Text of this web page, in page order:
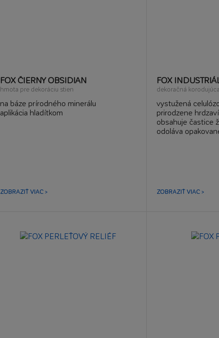
FOX ČIERNY OBSIDIAN
hmota pre dekoráciu stien
na báze prírodného minerálu
aplikácia hladítkom
ZOBRAZIŤ VIAC >
FOX
dekoračná
vystužená
prirodzene hrdzaví
obsahuje častice
odoláva
ZOBRAZIŤ VIAC >